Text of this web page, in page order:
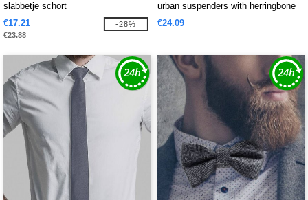
slabbetje schort
€17.21
€23.88
-28%
urban suspenders with herringbone
pattern
€24.09